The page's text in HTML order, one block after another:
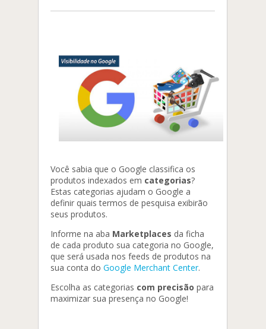
Você sabia que o Google classifica os
produtos indexados em categorias?
Estas categorias ajudam o Google a
definir quais termos de pesquisa exibirão
seus produtos.
Informe na aba Marketplaces da ficha
de cada produto sua categoria no Google,
que será usada nos feeds de produtos na
sua conta do Google Merchant Center.
Escolha as categorias com precisão para
maximizar sua presença no Google!